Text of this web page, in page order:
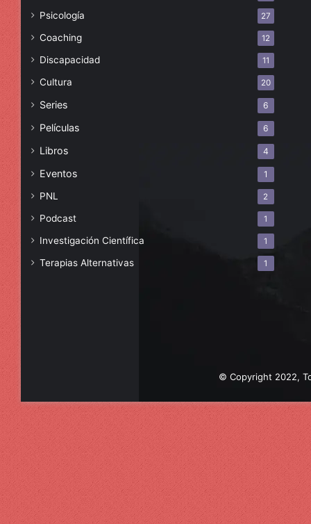
Psicología 27
Coaching 12
Discapacidad 11
Cultura 20
Series 6
Películas 6
Libros 4
Eventos 1
PNL 2
Podcast 1
Investigación Científica 1
Terapias Alternativas 1
© Copyright 2022,